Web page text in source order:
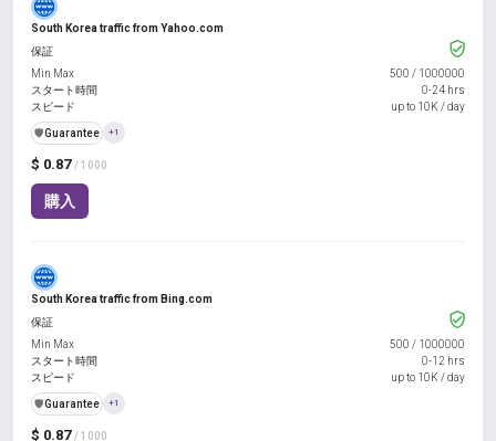
South Korea traffic from Yahoo.com
$ 0.87 / 1000
購入
保証
Min Max
500 / 1000000
スタート時間
0-24 hrs
スピード
up to 10K / day
️🛡️Guarantee +1
South Korea traffic from Bing.com
$ 0.87 / 1000
保証
Min Max
500 / 1000000
スタート時間
0-12 hrs
スピード
up to 10K / day
️🛡️Guarantee +1